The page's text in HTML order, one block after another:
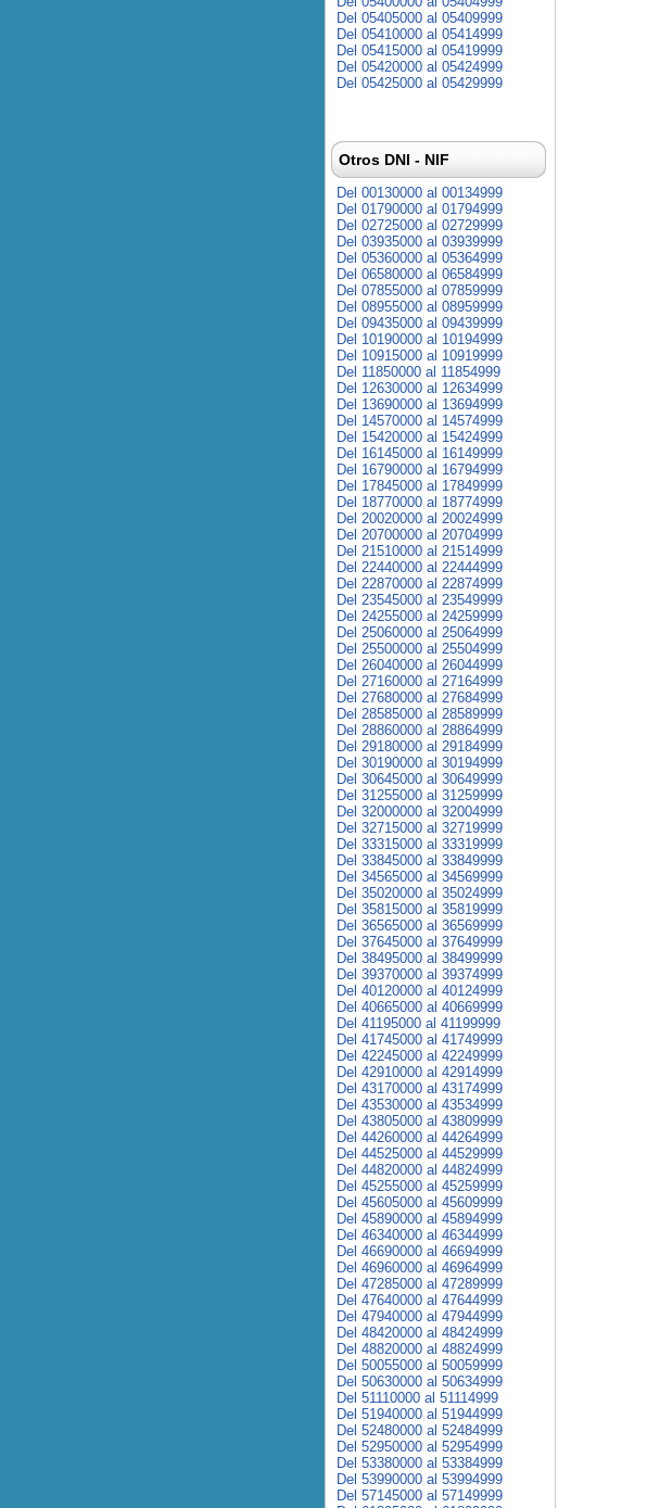
Del 05405000 al 05409999
Del 05410000 al 05414999
Del 05415000 al 05419999
Del 05420000 al 05424999
Del 05425000 al 05429999
Otros DNI - NIF
Del 00130000 al 00134999
Del 01790000 al 01794999
Del 02725000 al 02729999
Del 03935000 al 03939999
Del 05360000 al 05364999
Del 06580000 al 06584999
Del 07855000 al 07859999
Del 08955000 al 08959999
Del 09435000 al 09439999
Del 10190000 al 10194999
Del 10915000 al 10919999
Del 11850000 al 11854999
Del 12630000 al 12634999
Del 13690000 al 13694999
Del 14570000 al 14574999
Del 15420000 al 15424999
Del 16145000 al 16149999
Del 16790000 al 16794999
Del 17845000 al 17849999
Del 18770000 al 18774999
Del 20020000 al 20024999
Del 20700000 al 20704999
Del 21510000 al 21514999
Del 22440000 al 22444999
Del 22870000 al 22874999
Del 23545000 al 23549999
Del 24255000 al 24259999
Del 25060000 al 25064999
Del 25500000 al 25504999
Del 26040000 al 26044999
Del 27160000 al 27164999
Del 27680000 al 27684999
Del 28585000 al 28589999
Del 28860000 al 28864999
Del 29180000 al 29184999
Del 30190000 al 30194999
Del 30645000 al 30649999
Del 31255000 al 31259999
Del 32000000 al 32004999
Del 32715000 al 32719999
Del 33315000 al 33319999
Del 33845000 al 33849999
Del 34565000 al 34569999
Del 35020000 al 35024999
Del 35815000 al 35819999
Del 36565000 al 36569999
Del 37645000 al 37649999
Del 38495000 al 38499999
Del 39370000 al 39374999
Del 40120000 al 40124999
Del 40665000 al 40669999
Del 41195000 al 41199999
Del 41745000 al 41749999
Del 42245000 al 42249999
Del 42910000 al 42914999
Del 43170000 al 43174999
Del 43530000 al 43534999
Del 43805000 al 43809999
Del 44260000 al 44264999
Del 44525000 al 44529999
Del 44820000 al 44824999
Del 45255000 al 45259999
Del 45605000 al 45609999
Del 45890000 al 45894999
Del 46340000 al 46344999
Del 46690000 al 46694999
Del 46960000 al 46964999
Del 47285000 al 47289999
Del 47640000 al 47644999
Del 47940000 al 47944999
Del 48420000 al 48424999
Del 48820000 al 48824999
Del 50055000 al 50059999
Del 50630000 al 50634999
Del 51110000 al 51114999
Del 51940000 al 51944999
Del 52480000 al 52484999
Del 52950000 al 52954999
Del 53380000 al 53384999
Del 53990000 al 53994999
Del 57145000 al 57149999